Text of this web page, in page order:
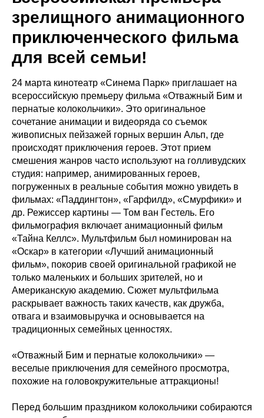
зрелищного анимационного
приключенческого фильма
для всей семьи!
24 марта кинотеатр «Синема Парк» приглашает на
всероссийскую премьеру фильма «Отважный Бим и
пернатые колокольчики». Это оригинальное
сочетание анимации и видеоряда со съемок
живописных пейзажей горных вершин Альп, где
происходят приключения героев. Этот прием
смешения жанров часто используют на голливудских
студия: например, анимированных героев,
погруженных в реальные события можно увидеть в
фильмах: «Паддингтон», «Гарфилд», «Смурфики» и
др. Режиссер картины — Том ван Гестель. Его
фильмография включает анимационный фильм
«Тайна Келлс». Мультфильм был номинирован на
«Оскар» в категории «Лучший анимационный
фильм», покорив своей оригинальной графикой не
только маленьких и больших зрителей, но и
Американскую академию. Сюжет мультфильма
раскрывает важность таких качеств, как дружба,
отвага и взаимовыручка и основывается на
традиционных семейных ценностях.
«Отважный Бим и пернатые колокольчики» —
веселые приключения для семейного просмотра,
похожие на головокружительные аттракционы!
Перед большим праздником колокольчики собираются